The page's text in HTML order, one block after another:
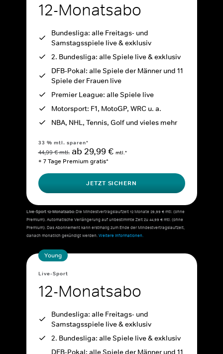
12-Monatsabo
Bundesliga: alle Freitags- und
Samstagsspiele live & exklusiv
2. Bundesliga: alle Spiele live & exklusiv
DFB-Pokal: alle Spiele der Männer und 11
Spiele der Frauen live
Premier League: alle Spiele live
Motorsport: F1, MotoGP, WRC u. a.
NBA, NHL, Tennis, Golf und vieles mehr
33 % mtl. sparen*
44,99 € mtl. ab 29,99 € mtl.*
+ 7 Tage Premium gratis*
JETZT SICHERN
Live-Sport 12-Monatsabo:Die Mindestvertragslaufzeit 12 Monate 29,99 € mtl. (ohne
Premium). Automatische Verlängerung auf unbestimmte Zeit zu 44,99 € mtl. (ohne
Premium). Das Abonnement kann erstmalig zum Ende der Mindestvertragslaufzeit,
danach monatlich gekündigt werden.Weitere Informationen.
Young
Live-Sport
12-Monatsabo
Bundesliga: alle Freitags- und
Samstagsspiele live & exklusiv
2. Bundesliga: alle Spiele live & exklusiv
DFB-Pokal: alle Spiele der Männer und 11